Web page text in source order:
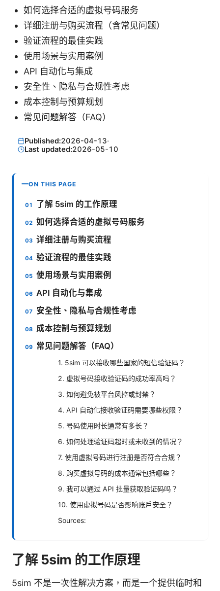
如何选择合适的虚拟号码服务
详细注册与购买流程（含常见问题）
验证流程的最佳实践
使用场景与实用案例
API 自动化与集成
安全性、隐私与合规性考虑
成本控制与预算规划
常见问题解答（FAQ）
Published:2026-04-13·
Last updated:2026-05-10
ON THIS PAGE
了解 5sim 的工作原理
如何选择合适的虚拟号码服务
详细注册与购买流程
验证流程的最佳实践
使用场景与实用案例
API 自动化与集成
安全性、隐私与合规性考虑
成本控制与预算规划
常见问题解答（FAQ）
1. 5sim 可以接收哪些国家的短信验证码？
2. 虚拟号码接收验证码的成功率高吗？
3. 如何避免被平台风控或封禁？
4. API 自动化接收验证码需要哪些权限？
5. 号码使用时长通常有多长？
6. 如何处理验证码超时或未收到的情况？
7. 使用虚拟号码进行注册是否符合合规？
8. 购买虚拟号码的成本通常包括哪些？
9. 我可以通过 API 批量获取验证码吗？
10. 使用虚拟号码是否影响账户安全？
Sources:
了解 5sim 的工作原理
5sim 不是一次性解决方案，而是一个提供临时和